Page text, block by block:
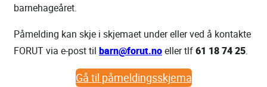
barnehageåret.
Påmelding kan skje i skjemaet under eller ved å kontakte
FORUT via e-post til barn@forut.noeller tlf61 18 74 25.
Gå til påmeldingsskjema